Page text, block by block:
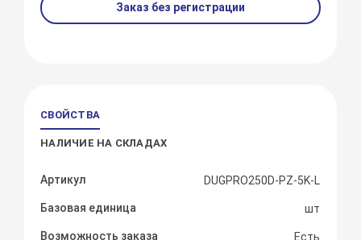
Заказ без регистрации
СВОЙСТВА
НАЛИЧИЕ НА СКЛАДАХ
Артикул DUGPRO250D-PZ-5K-L
Базовая единица шт
Возможность заказа Есть